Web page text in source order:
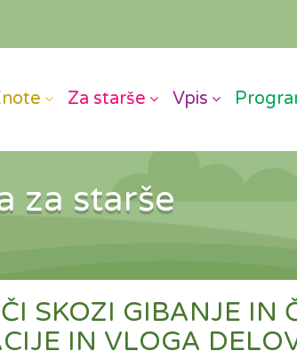
Za starše Vpis
za starše
SKOZI GIBANJE IN
IN VLOGA